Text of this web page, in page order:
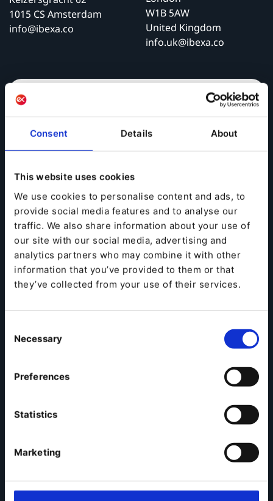
Consent Details About
This website uses cookies
We use cookies to personalise content and ads, to
provide social media features and to analyse our
traffic. We also share information about your use of
our site with our social media, advertising and
analytics partners who may combine it with other
information that you’ve provided to them or that
they’ve collected from your use of their services.
Selection
Necessary
Preferences
Statistics
Marketing
1015 CS Amsterdam
info@ibexa.co
W1B 5AW
United Kingdom
info.uk@ibexa.co
Vous voulez en savoir plus,
demander une démo ou obtenir
vers vous dans les plus brefs